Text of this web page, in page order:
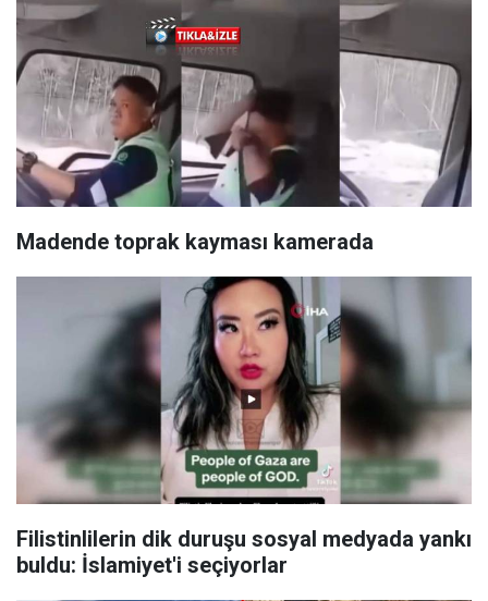
Madende toprak kayması kamerada
Filistinlilerin dik duruşu sosyal medyada yankı
buldu: İslamiyet'i seçiyorlar